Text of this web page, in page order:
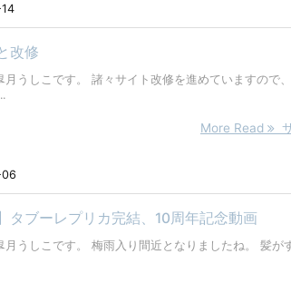
改修
月うしこです。 諸々サイト改修を進めていますので
More Read
タブーレプリカ完結、10周年記念動画
月うしこです。 梅雨入り間近となりましたね。 髪が